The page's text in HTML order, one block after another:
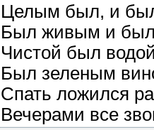
Целым был, и
Был живым и
Чистой был
Был зеленым
Спать ложился
Вечерами все